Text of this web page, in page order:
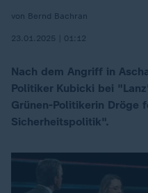
von Bernd Bachran
23.01.2025 | 01:12
Nach dem Angriff in
Politiker Kubicki bei
Grünen-Politikerin Dröge
Sicherheitspolitik".